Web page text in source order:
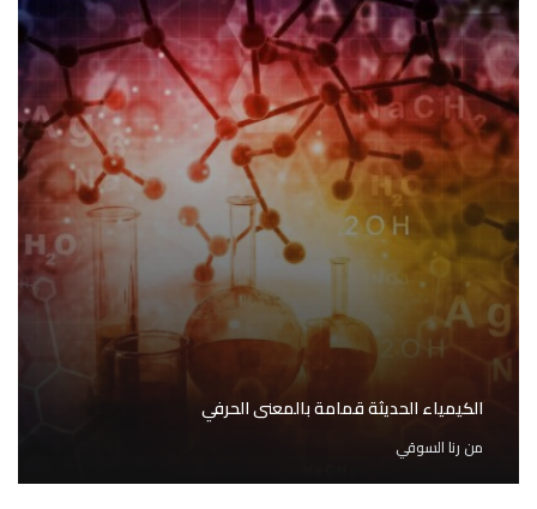
الكيمياء الحديثة قمامة بالمعنى الحرفي
من رنا السوقي